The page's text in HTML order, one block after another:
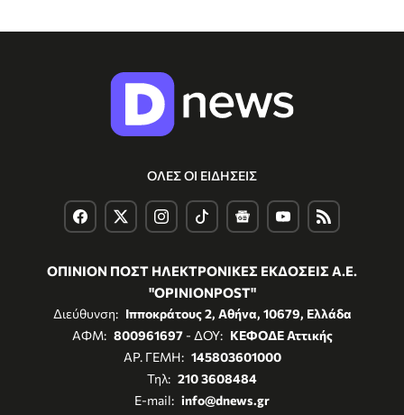
ΟΛΕΣ ΟΙ ΕΙΔΗΣΕΙΣ
ΟΠΙΝΙΟΝ ΠΟΣΤ ΗΛΕΚΤΡΟΝΙΚΕΣ ΕΚΔΟΣΕΙΣ Α.Ε.
"OPINIONPOST"
Διεύθυνση: Ιπποκράτους 2, Αθήνα, 10679, Ελλάδα
ΑΦΜ: 800961697- ΔΟΥ: ΚΕΦΟΔΕ Αττικής
ΑΡ. ΓΕΜΗ: 145803601000
Τηλ: 210 3608484
E-mail: info@dnews.gr